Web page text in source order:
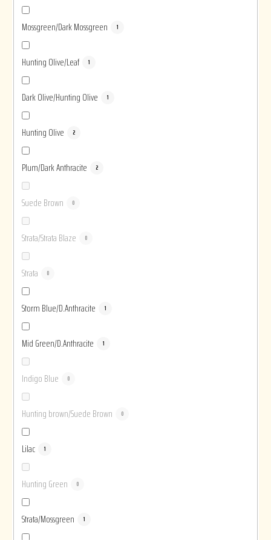
Mossgreen/Dark Mossgreen 1
Hunting Olive/Leaf 1
Dark Olive/Hunting Olive 1
Hunting Olive 2
Plum/Dark Anthracite 2
Suede Brown 0
Strata/Strata Blaze 0
Strata 0
Storm Blue/D.Anthracite 1
Mid Green/D.Anthracite 1
Indigo Blue 0
Hunting brown/Suede Brown 0
Lilac 1
Hunting Green 0
Strata/Mossgreen 1